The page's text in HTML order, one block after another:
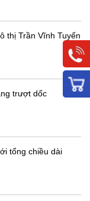
thị Trần Vĩnh Tuyến
trượt dốc
tổng chiều dài